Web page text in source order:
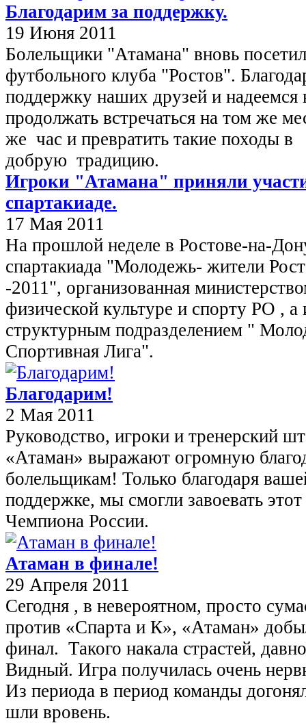
Благодарим за поддержку.
19 Июня 2011
Болельщики "Атамана" вновь
футбольного клуба "Ростов".
поддержку наших друзей и
продолжать встречаться на том же
же час и превратить такие походы в
добрую традицию.
Игроки "Атамана" приняли
спартакиаде.
17 Мая 2011
На прошлой неделе в Ростове-на-
спартакиада "Молодежь- жители
-2011", организованная
физической культуре и спорту РО , а
структурным подразделением "
Спортивная Лига".
Благодарим!
2 Мая 2011
Руководство, игроки и тренерский
«Атаман» выражают огромную
болельщикам! Только благодаря
поддержке, мы смогли завоевать
Чемпиона России.
Атаман в финале!
29 Апреля 2011
Сегодня , в невероятном, просто
против «Спарта и К», «Атаман»
финал. Такого накала страстей,
Видный. Игра получилась очень
Из периода в период команды
шли вровень.